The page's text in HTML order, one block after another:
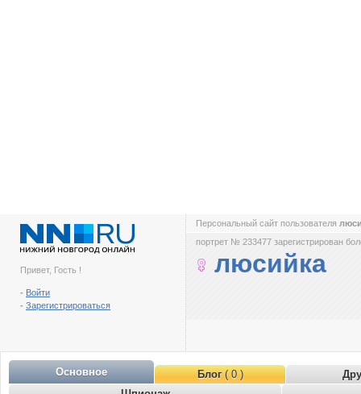
Привет, Гость !
- Войти
- Зарегистрироваться
Персональный сайт пользователя
портрет № 233477 зарегистрирован
люсийка
Основное Блог( 0 )